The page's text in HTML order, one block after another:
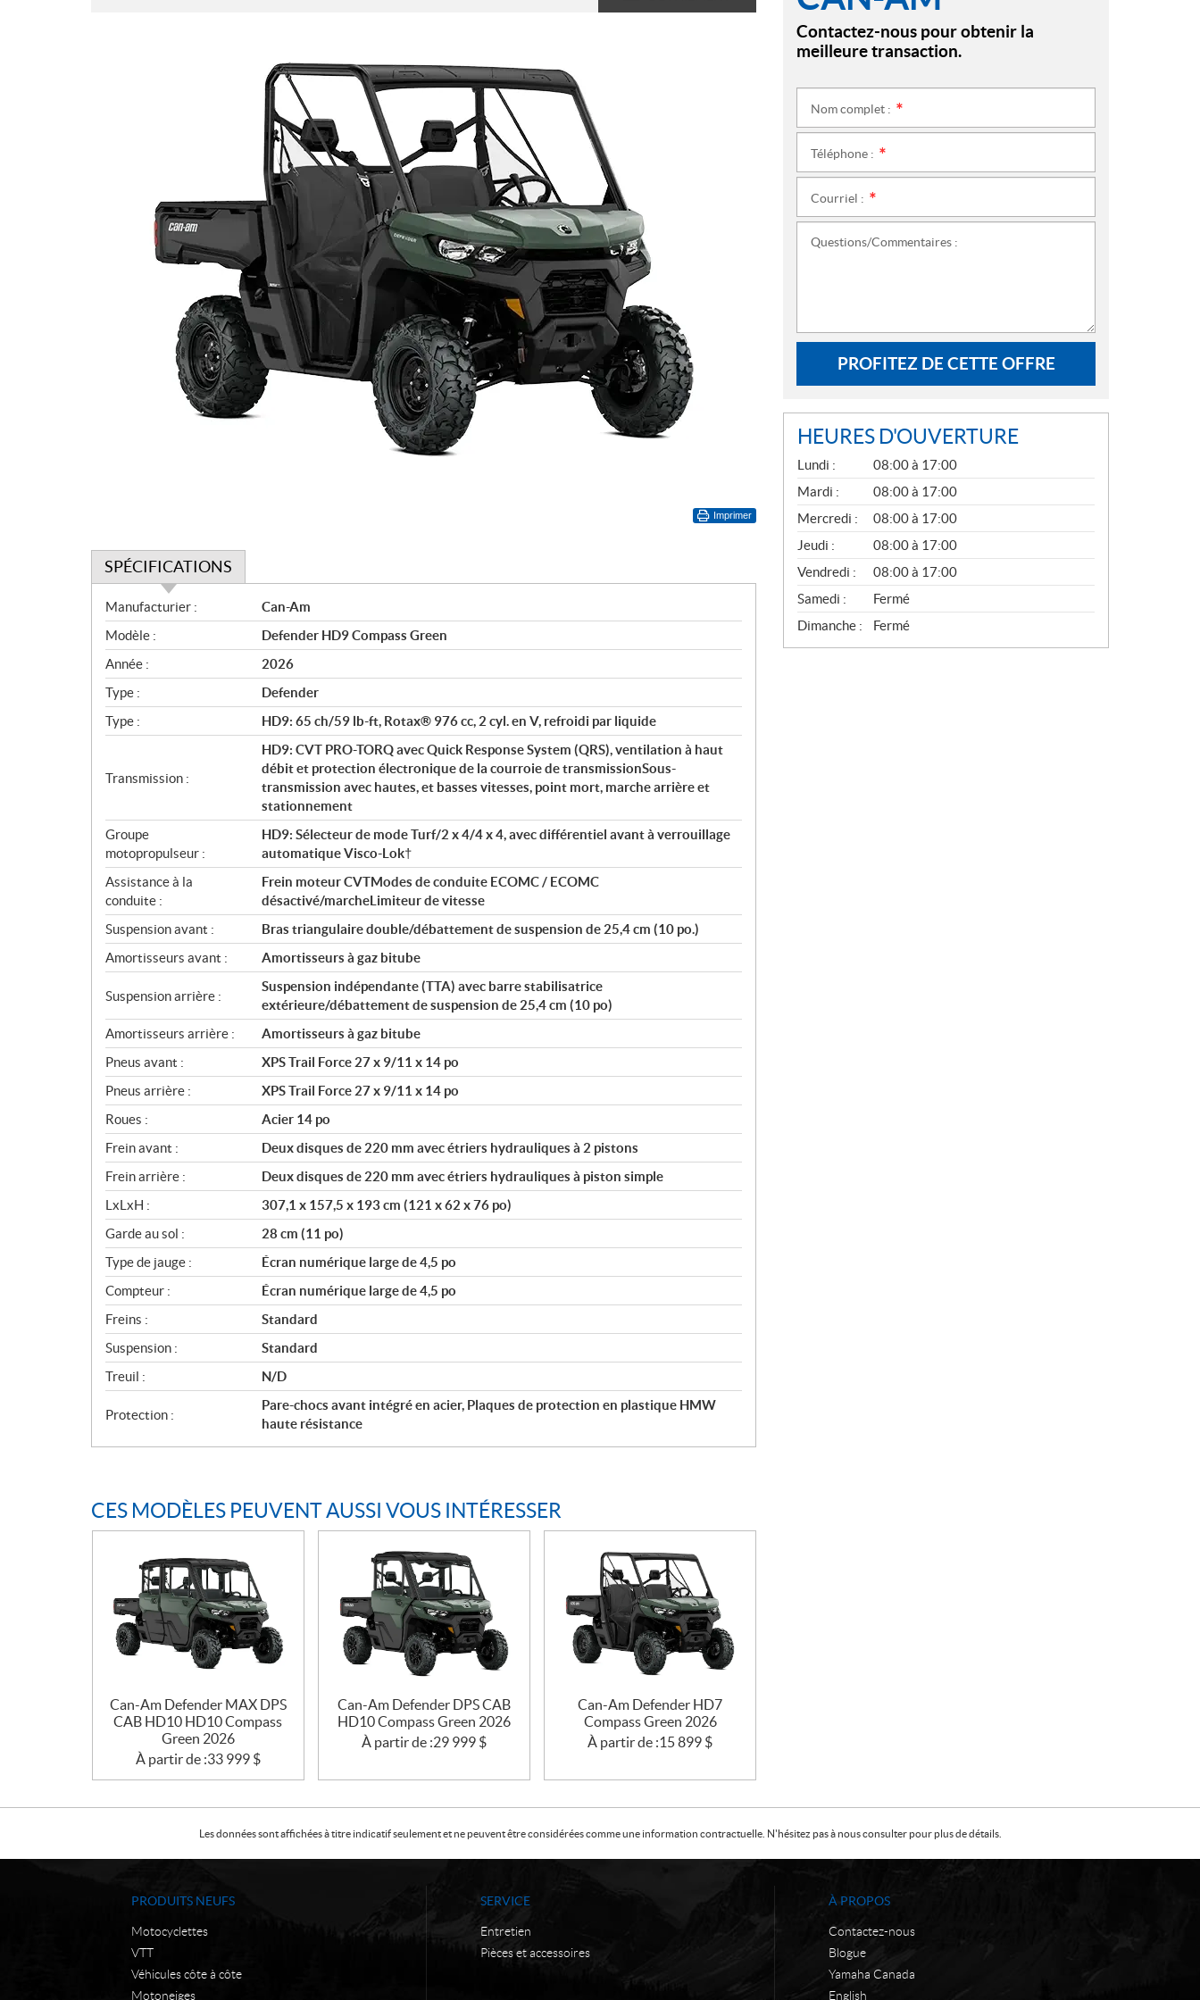
Imprimer
SPÉCIFICATIONS
S
p
é
c
i
f
i
c
t
o
n
s
Manufacturier :
Can-Am
Modèle :
Defender HD9 Compass Green
Année :
2026
Type :
Defender
Type :
HD9: 65 ch/59 lb-ft, Rotax® 976 cc, 2 cyl. en V, refroidi par liquide
Transmission :
HD9: CVT PRO-TORQ avec Quick Response System (QRS), ventilation à haut
débit et protection électronique de la courroie de transmissionSous-
transmission avec hautes, et basses vitesses, point mort, marche arrière et
stationnement
Groupe
motopropulseur :
HD9: Sélecteur de mode Turf/2 x 4/4 x 4, avec différentiel avant à verrouillage
automatique Visco-Lok†
Assistance à la
conduite :
Frein moteur CVTModes de conduite ECOMC / ECOMC
désactivé/marcheLimiteur de vitesse
Suspension avant :
Bras triangulaire double/débattement de suspension de 25,4 cm (10 po.)
Amortisseurs avant :
Amortisseurs à gaz bitube
Suspension arrière :
Suspension indépendante (TTA) avec barre stabilisatrice
extérieure/débattement de suspension de 25,4 cm (10 po)
Amortisseurs arrière :
Amortisseurs à gaz bitube
Pneus avant :
XPS Trail Force 27 x 9/11 x 14 po
Pneus arrière :
XPS Trail Force 27 x 9/11 x 14 po
Roues :
Acier 14 po
Frein avant :
Deux disques de 220 mm avec étriers hydrauliques à 2 pistons
Frein arrière :
Deux disques de 220 mm avec étriers hydrauliques à piston simple
LxLxH :
307,1 x 157,5 x 193 cm (121 x 62 x 76 po)
Garde au sol :
28 cm (11 po)
Type de jauge :
Écran numérique large de 4,5 po
Compteur :
Écran numérique large de 4,5 po
Freins :
Standard
Suspension :
Standard
Treuil :
N/D
Protection :
Pare-chocs avant intégré en acier, Plaques de protection en plastique HMW
haute résistance
CES MODÈLES PEUVENT AUSSI VOUS INTÉRESSER
Can-Am Defender MAX DPS
CAB HD10 HD10 Compass
Green 2026
À partir de :33 999 $
Can-Am Defender DPS CAB
HD10 Compass Green 2026
À partir de :29 999 $
Can-Am Defender HD7
Compass Green 2026
À partir de :15 899 $
Contactez-nous pour obtenir la
meilleure transaction.
Nom complet :
Téléphone :
Courriel :
Questions/Commentaires :
PROFITEZ DE CETTE OFFRE
HEURES D'OUVERTURE
G
É
N
É
R
A
L
Lundi :
08:00 à 17:00
Mardi :
08:00 à 17:00
Mercredi :
08:00 à 17:00
Jeudi :
08:00 à 17:00
Vendredi :
08:00 à 17:00
Samedi :
Fermé
Dimanche :
Fermé
Les données sont affichées à titre indicatif seulement et ne peuvent être considérées comme une information contractuelle. N'hésitez pas à nous consulter pour plus de détails.
PRODUITS NEUFS
Motocyclettes
VTT
Véhicules côte à côte
Motoneiges
SERVICE
Entretien
Pièces et accessoires
À PROPOS
Contactez-nous
Blogue
Yamaha Canada
English